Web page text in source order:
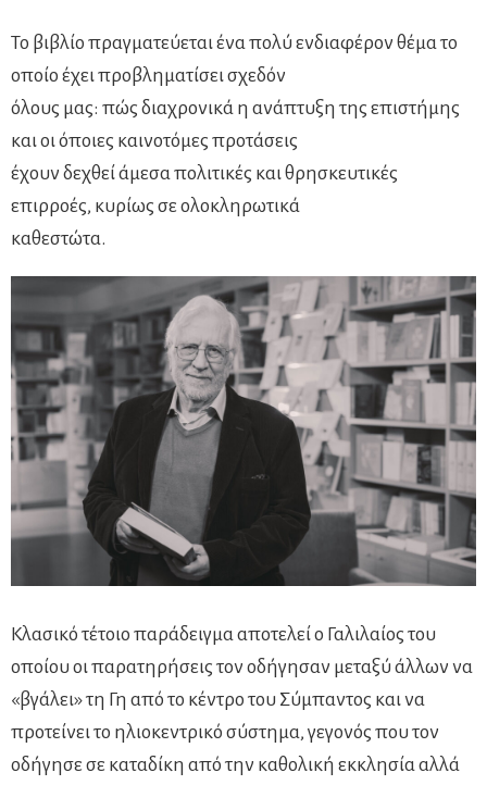
Το βιβλίο πραγματεύεται ένα πολύ ενδιαφέρον θέμα το
οποίο έχει προβληματίσει σχεδόν
όλους μας: πώς διαχρονικά η ανάπτυξη της επιστήμης
και οι όποιες καινοτόμες προτάσεις
έχουν δεχθεί άμεσα πολιτικές και θρησκευτικές
επιρροές, κυρίως σε ολοκληρωτικά
καθεστώτα.
Κλασικό τέτοιο παράδειγμα αποτελεί ο Γαλιλαίος του
οποίου οι παρατηρήσεις τον οδήγησαν μεταξύ άλλων να
«βγάλει» τη Γη από το κέντρο του Σύμπαντος και να
προτείνει το ηλιοκεντρικό σύστημα, γεγονός που τον
οδήγησε σε καταδίκη από την καθολική εκκλησία αλλά